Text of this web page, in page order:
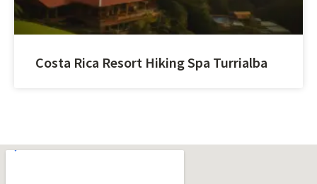
Costa Rica Resort Hiking Spa Turrialba